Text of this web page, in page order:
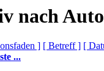
nach
] [ Betreff ] [
...